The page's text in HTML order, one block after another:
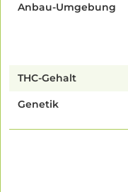
Anbau-Umgebung
THC-Gehalt
Genetik